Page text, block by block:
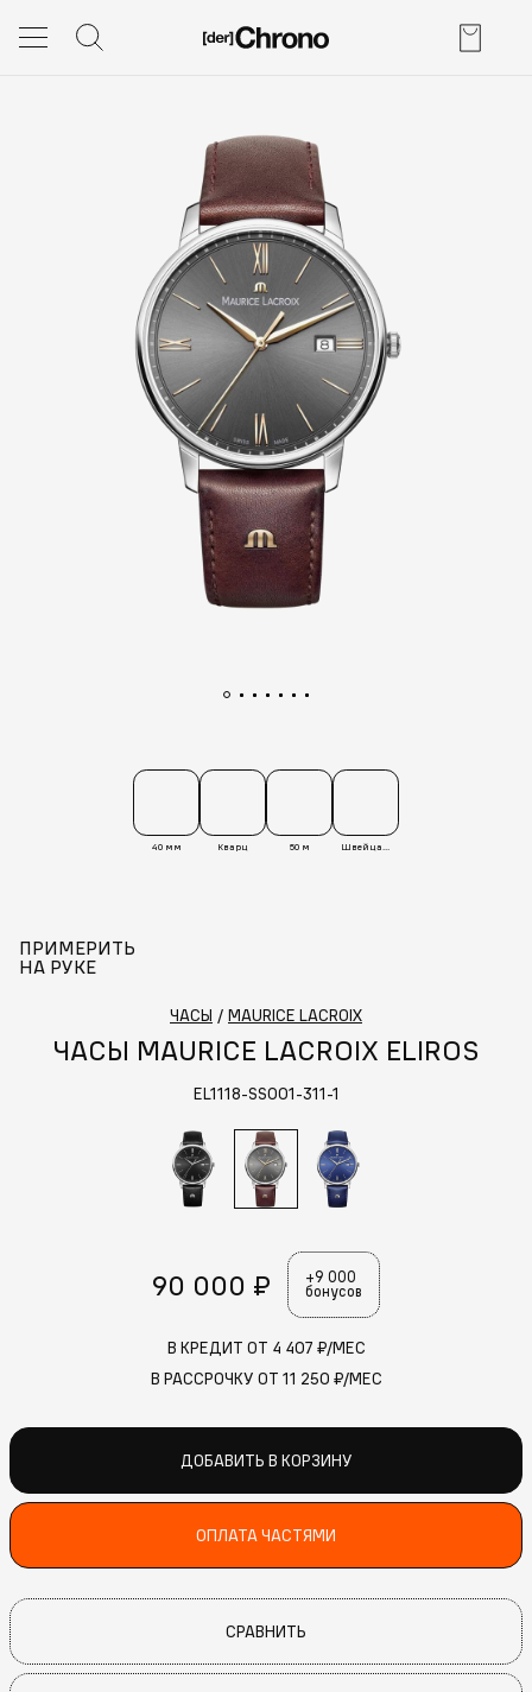
40 мм Кварц 50 м Швейцария
ПРИМЕРИТЬ
НА РУКЕ
ЧАСЫ / MAURICE LACROIX
ЧАСЫ MAURICE LACROIX ELIROS
EL1118-SS001-311-1
90 000 ₽
+9 000
бонусов
В КРЕДИТ ОТ 4 407 ₽/МЕС
В РАССРОЧКУ ОТ 11 250 ₽/МЕС
ДОБАВИТЬ В КОРЗИНУ
ОПЛАТА ЧАСТЯМИ
СРАВНИТЬ